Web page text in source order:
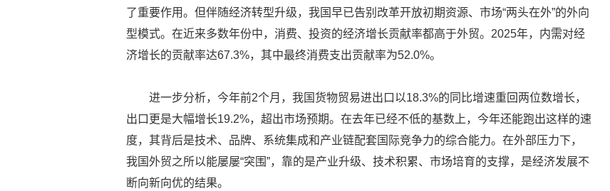
了重要作用。但伴随经济转型升级，我国早已告别改革开放初期资源、市场“两头在外”的外向
型模式。在近来多数年份中，消费、投资的经济增长贡献率都高于外贸。2025年，内需对经
济增长的贡献率达67.3%，其中最终消费支出贡献率为52.0%。
进一步分析，今年前2个月，我国货物贸易进出口以18.3%的同比增速重回两位数增长，
出口更是大幅增长19.2%，超出市场预期。在去年已经不低的基数上，今年还能跑出这样的速
度，其背后是技术、品牌、系统集成和产业链配套国际竞争力的综合能力。在外部压力下，
我国外贸之所以能屡屡“突围”，靠的是产业升级、技术积累、市场培育的支撑，是经济发展不
断向新向优的结果。